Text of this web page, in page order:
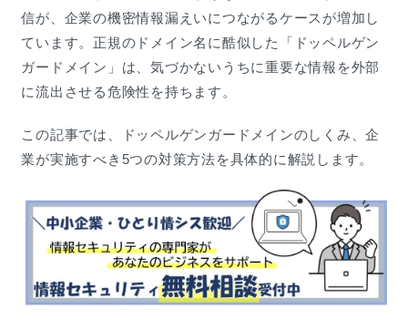
信が、企業の機密情報漏えいにつながるケースが増加し
ています。正規のドメイン名に酷似した「ドッペルゲン
ガードメイン」は、気づかないうちに重要な情報を外部
に流出させる危険性を持ちます。
この記事では、ドッペルゲンガードメインのしくみ、企
業が実施すべき5つの対策方法を具体的に解説します。